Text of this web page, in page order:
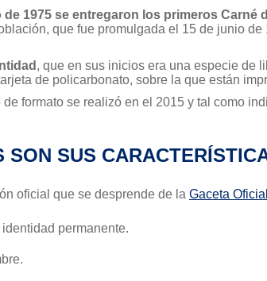
de 1975 se entregaron los primeros
que fue promulgada el 15 de junio de
, que en sus inicios era una especie de
de policarbonato, sobre la que están
de formato se realizó en el 2015 y tal como
SON SUS
oficial que se desprende de la Gaceta
permanente.